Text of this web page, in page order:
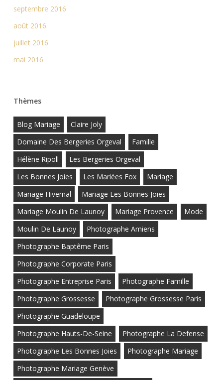
septembre 2016
août 2016
juillet 2016
mai 2016
Thèmes
Blog Mariage
Claire Joly
Domaine Des Bergeries Orgeval
Famille
Hélène Ripoll
Les Bergeries Orgeval
Les Bonnes Joies
Les Mariées Fox
Mariage
Mariage Hivernal
Mariage Les Bonnes Joies
Mariage Moulin De Launoy
Mariage Provence
Mode
Moulin De Launoy
Photographe Amiens
Photographe Baptême Paris
Photographe Corporate Paris
Photographe Entreprise Paris
Photographe Famille
Photographe Grossesse
Photographe Grossesse Paris
Photographe Guadeloupe
Photographe Hauts-De-Seine
Photographe La Defense
Photographe Les Bonnes Joies
Photographe Mariage
Photographe Mariage Genève